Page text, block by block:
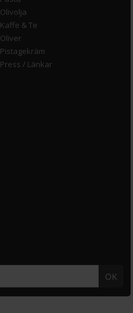
Olivolja
Kaffe & Te
Oliver
Pistagekräm
Press / Länkar
OK